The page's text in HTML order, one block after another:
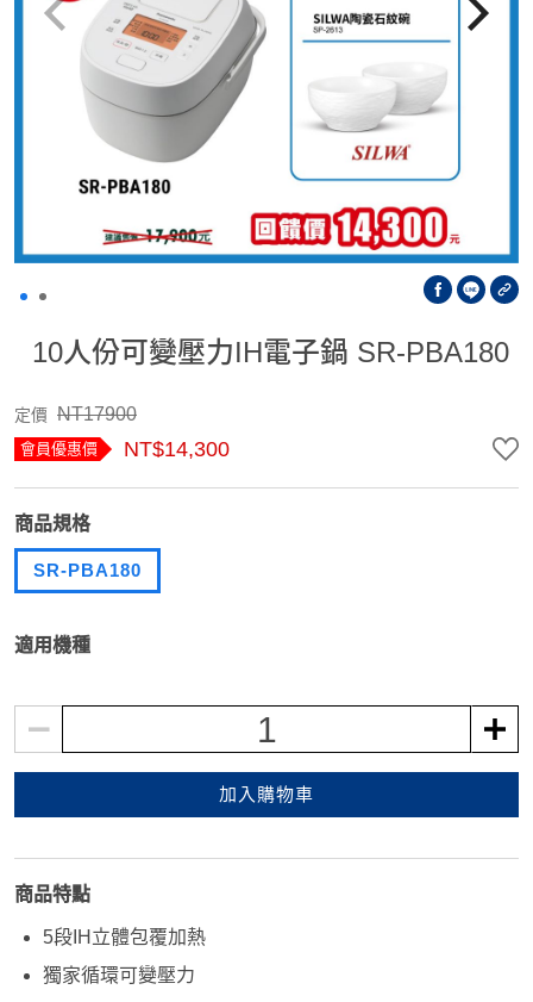
10人份可變壓力IH電子鍋 SR-PBA180
定價 NT17900
會員優惠價 NT$14,300
商品規格
SR-PBA180
適用機種
1
加入購物車
商品特點
5段IH立體包覆加熱
獨家循環可變壓力